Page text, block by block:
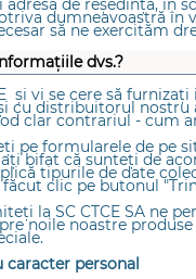
de reședință, în
dumneavoastră în
să ne exercităm
dvs.?
și vi se cere să
cu distribuitorul
clar contrariul - cum
pe formularele de pe
bifat că sunteţi de
tipurile de date
clic pe butonul
la SC CTCE SA ne
noile noastre
caracter personal